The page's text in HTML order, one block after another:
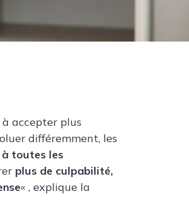
accepter plus
différemment, les
toutes les
plus de culpabilité,
« , explique la